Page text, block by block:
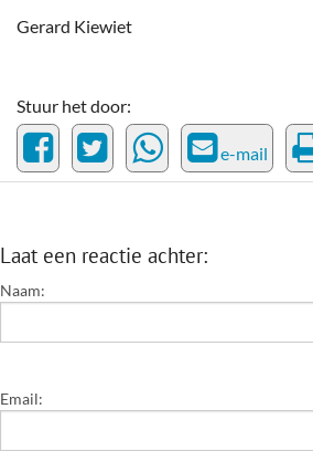
Gerard Kiewiet
Stuur het door:
e-mail
Laat een reactie achter:
Naam:
Email: